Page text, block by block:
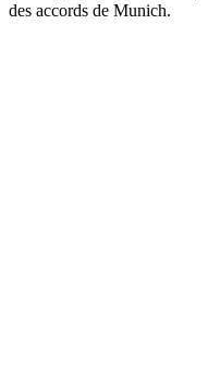
des accords de Munich.